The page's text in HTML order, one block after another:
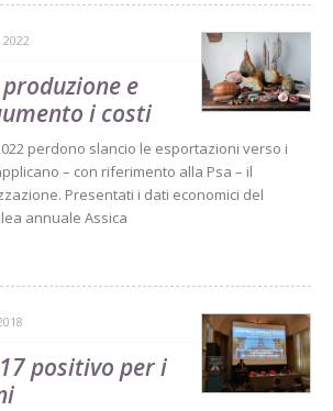
e
i costi
perdono slancio le esportazioni verso i
– con riferimento alla Psa – il
Presentati i dati economici del
annuale Assica
positivo per i